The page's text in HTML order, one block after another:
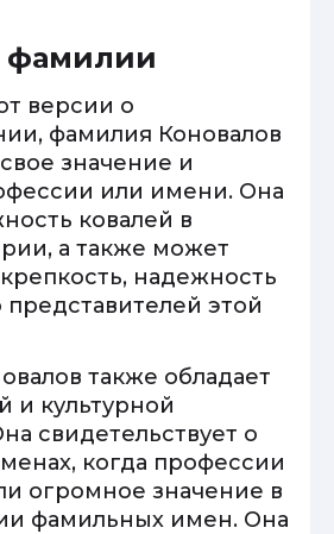
фамилии
версии о
фамилия Коновалов
значение и
или имени. Она
ковалей в
а также может
надежность
представителей этой
также обладает
и культурной
свидетельствует о
когда профессии
огромное значение в
фамильных имен. Она